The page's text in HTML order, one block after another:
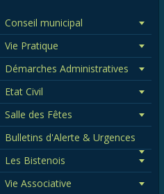
Conseil municipal
Vie Pratique
Démarches Administratives
Etat Civil
Salle des Fêtes
Bulletins d'Alerte & Urgences
Les Bistenois
Vie Associative